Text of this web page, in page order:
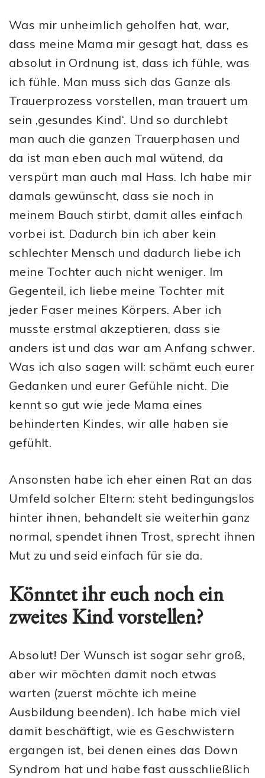
Was mir unheimlich geholfen hat, war,
dass meine Mama mir gesagt hat, dass es
absolut in Ordnung ist, dass ich fühle, was
ich fühle. Man muss sich das Ganze als
Trauerprozess vorstellen, man trauert um
sein ‚gesundes Kind‘. Und so durchlebt
man auch die ganzen Trauerphasen und
da ist man eben auch mal wütend, da
verspürt man auch mal Hass. Ich habe mir
damals gewünscht, dass sie noch in
meinem Bauch stirbt, damit alles einfach
vorbei ist. Dadurch bin ich aber kein
schlechter Mensch und dadurch liebe ich
meine Tochter auch nicht weniger. Im
Gegenteil, ich liebe meine Tochter mit
jeder Faser meines Körpers. Aber ich
musste erstmal akzeptieren, dass sie
anders ist und das war am Anfang schwer.
Was ich also sagen will: schämt euch eurer
Gedanken und eurer Gefühle nicht. Die
kennt so gut wie jede Mama eines
behinderten Kindes, wir alle haben sie
gefühlt.
Ansonsten habe ich eher einen Rat an das
Umfeld solcher Eltern: steht bedingungslos
hinter ihnen, behandelt sie weiterhin ganz
normal, spendet ihnen Trost, sprecht ihnen
Mut zu und seid einfach für sie da.
Könntet ihr euch noch ein
zweites Kind vorstellen?
Absolut! Der Wunsch ist sogar sehr groß,
aber wir möchten damit noch etwas
warten (zuerst möchte ich meine
Ausbildung beenden). Ich habe mich viel
damit beschäftigt, wie es Geschwistern
ergangen ist, bei denen eines das Down
Syndrom hat und habe fast ausschließlich